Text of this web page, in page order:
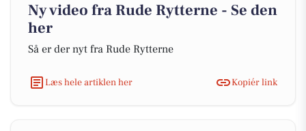
Ny video fra Rude Rytterne - Se den
her
Så er der nyt fra Rude Rytterne
Læs hele artiklen her Kopiér link